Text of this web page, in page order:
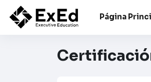
Salta al contenido principal
Página